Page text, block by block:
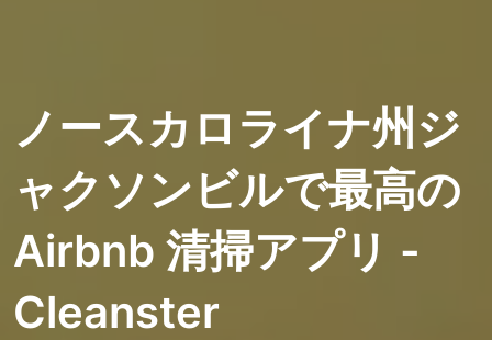
ノースカロライナ州ジ
ャクソンビルで最高の
Airbnb 清掃アプリ -
Cleanster